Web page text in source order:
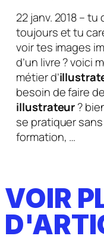
22 janv. 2018 –
toujours et tu
voir tes images
d’un livre ? voici
métier d’
besoin de faire
illustrateur?
se pratiquer
formation, …
VOIR